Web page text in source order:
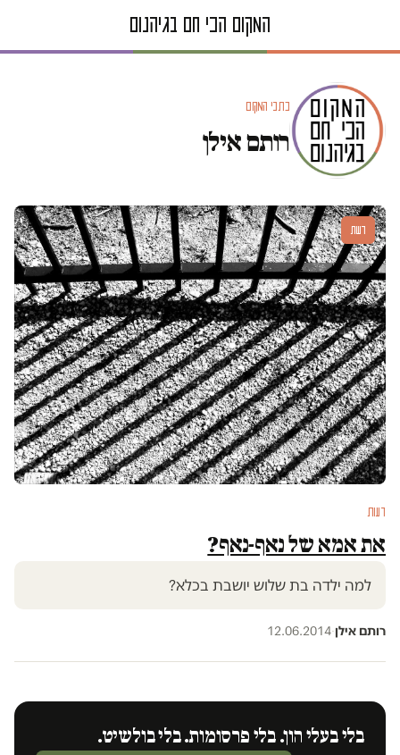
כתבי המקום
רותם אילן
דעות
דעות
את אמא של נאף-נאף?
למה ילדה בת שלוש יושבת בכלא?
רותם אילן·
12.06.2014
בלי בעלי הון. בלי פרסומות. בלי בולשיט.